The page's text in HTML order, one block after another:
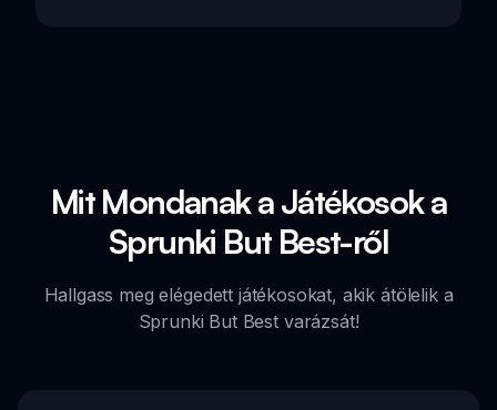
Mit Mondanak a Játékosok a
Sprunki But Best-ről
Hallgass meg elégedett játékosokat, akik átölelik a
Sprunki But Best varázsát!